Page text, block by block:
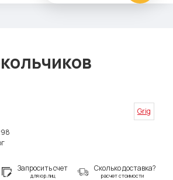
Grig
Запросить счет
для юр.лиц
Сколько доставка?
расчет стоимости